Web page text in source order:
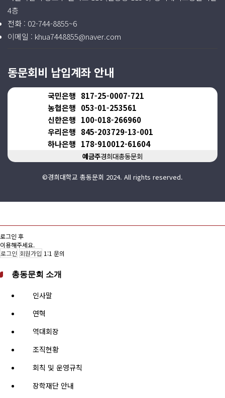
4층
전화 : 02-744-8855~6
이메일 : khua7448855@naver.com
동문회비 납입계좌 안내
국민은행 817-25-0007-721
농협은행 053-01-253561
신한은행 100-018-266960
우리은행 845-203729-13-001
하나은행 178-910012-61604
예금주경희대총동문회
©경희대학교 총동문회 2024. All rights reserved.
로그인 후
이용해주세요.
로그인 회원가입 1:1 문의
총동문회 소개
인사말
연혁
역대회장
조직현황
회칙 및 운영규칙
장학재단 안내